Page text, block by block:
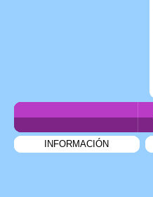
INFORMACIÓN